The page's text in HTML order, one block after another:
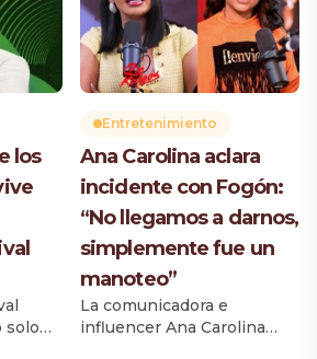
las
de 16
La
se
Tropitour”, cuyos
conciertos se extienden
durante varias horas.
Durante una conversación
Through with Vogue, la
artista explicó que llega a
perder peso rápidamente
debido a las
presentaciones
consecutivas, […]
los
solo
Entretenimiento
Ana Carolina aclara
incidente con Fogón:
“No llegamos a darnos,
simplemente fue un
manoteo”
La comunicadora e
influencer Ana Carolina